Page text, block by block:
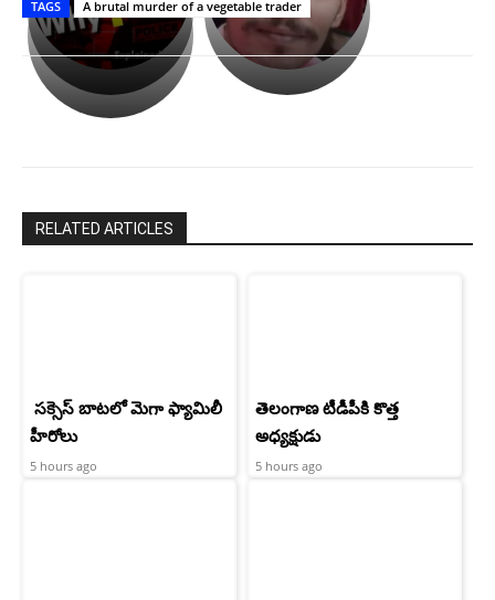
లేకుండా
అసంపూర్ణం
ఇండియా
స్టార్
హీరోయిన్‏గా
శ్రీనిధి
రివెంజ్
తీర్చుకున్న
ఉపాసన..
పాపం
రామ్
TAGS A brutal murder of a vegetable trader
RELATED ARTICLES
సక్సెస్ బాటలో మెగా ఫ్యామిలీ
హీరోలు
5 hours ago
తెలంగాణ టీడీపీకి కొత్త
అధ్యక్షుడు
5 hours ago